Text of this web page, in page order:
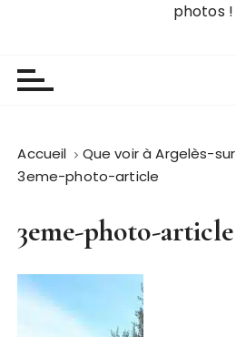
photos !
Accueil
Que voir à Argelès-
3eme-photo-article
3eme-photo-article